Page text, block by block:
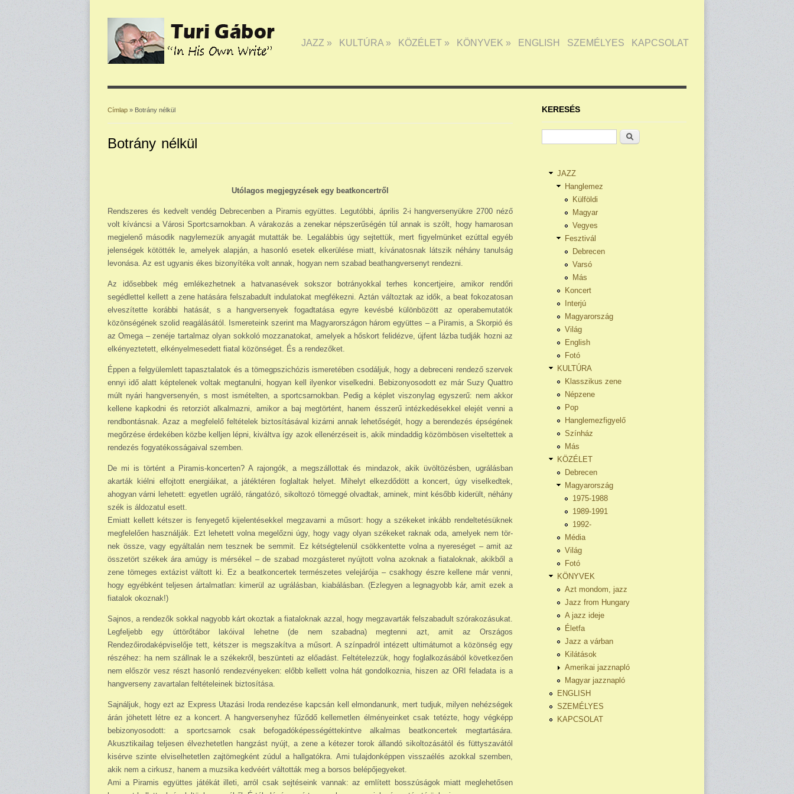
JAZZ » KULTÚRA » KÖZÉLET » KÖNYVEK » ENGLISH SZEMÉLYES KAPCSOLAT
Címlap » Botrány nélkül
Botrány nélkül
Utólagos megjegyzések egy beatkoncertről
Rendszeres és kedvelt vendég Debrecenben a Piramis együttes. Legutóbbi, április 2-i hangver­senyükre 2700 néző
volt kíváncsi a Városi Sportcsarnokban. A várakozás a zenekar népszerű­ségén túl annak is szólt, hogy hamarosan
megjelenő második nagylemezük anyagát mu­tatták be. Legalábbis úgy sejtettük, mert fi­gyelmünket ezúttal egyéb
jelenségek kötötték le, amelyek alapján, a hasonló esetek elkerülé­se miatt, kívánatosnak látszik néhány tanulság
levonása. Az est ugyanis ékes bizonyítéka volt annak, hogyan nem szabad beathangversenyt rendezni.
Az idősebbek még emlékezhetnek a hatvanasévek sokszor botrányokkal terhes koncertjeire, amikor rendőri
segédlettel kellett a zene hatá­sára felszabadult indulatokat megfékezni. Aztán változtak az idők, a beat fokozatosan
elveszí­tette korábbi hatását, s a hangversenyek fogad­tatása egyre kevésbé különbözött az operabe­mutatók
közönségének szolid reagálásától. Is­mereteink szerint ma Magyarországon három együttes – a Piramis, a Skorpió és
az Omega – zenéje tartal­maz olyan sokkoló mozzana­tokat, amelyek a hőskort felidézve, újfent lázba tudják hozni az
elkényeztetett, elkényelmesedett fiatal közönséget. És a rendezőket.
Éppen a felgyülemlett tapasztalatok és a tö­megpszichózis ismeretében csodáljuk, hogy a debreceni rendező szervek
ennyi idő alatt kép­telenek voltak megtanulni, hogyan kell ilyen­kor viselkedni. Bebizonyosodott ez már Suzy Quattro
múlt nyári hangversenyén, s most is­mételten, a sportcsarnokban. Pedig a képlet vi­szonylag egyszerű: nem akkor
kellene kapkodni és retorziót alkalmazni, amikor a baj megtörtént, hanem ésszerű intézkedésekkel elejét venni a
rendbon­tásnak. Azaz a megfelelő feltételek biztosításával kizárni annak lehetőségét, hogy a berendezés épségének
megőrzése érdekében közbe kelljen lépni, kiváltva így azok ellenér­zéseit is, akik mindaddig közömbösen viseltet­tek a
rendezés fogyatékosságaival szemben.
De mi is történt a Piramis-koncerten? A ra­jongók, a megszállottak és mindazok, akik üvöl­tözésben, ugrálásban
akarták kiélni elfojtott energiáikat, a játéktéren foglaltak helyet. Mi­helyt elkezdődött a koncert, úgy viselkedtek,
ahogyan várni lehetett: egyetlen ugráló, ránga­tózó, si­koltozó tömeggé olvadtak, aminek, mint később kiderült, néhány
szék is áldozatul esett.
Emiatt kellett kétszer is fenyegető kijelentések­kel megzavarni a műsort: hogy a székeket in­kább rendeltetésüknek
megfelelően használják. Ezt lehetett volna megelőzni úgy, hogy vagy olyan székeket raknak oda, amelyek nem tör­
nek össze, vagy egyáltalán nem tesznek be sem­mit. Ez kétségtelenül csökkentette volna a nye­reséget – amit az
összetört székek ára amúgy is mérsékel – de szabad mozgásteret nyújtott vol­na azoknak a fiataloknak, akikből a
zene tö­meges extázist váltott ki. Ez a beatkoncertek természetes velejárója – csakhogy észre kellene már venni,
hogy egyébként teljesen ártalmat­lan: kimerül az ugrálásban, kiabálásban. (Ezlegyen a legnagyobb kár, amit ezek a
fiatalok okoznak!)
Sajnos, a rendezők sokkal nagyobb kárt okoz­tak a fiataloknak azzal, hogy megzavarták fel­szabadult szórakozásukat.
Legfeljebb egy úttö­rőtábor lakóival lehetne (de nem szabadna) meg­tenni azt, amit az Országos
Rendezőirodaképviselője tett, kétszer is megszakítva a mű­sort. A színpadról intézett ultimátumot a kö­zönség egy
részéhez: ha nem szállnak le a szé­kekről, beszünteti az előadást. Feltételezzük, hogy foglalkozásából következően
nem először vesz részt hasonló rendezvényeken: előbb kel­lett volna hát gondolkoznia, hiszen az ORI fe­ladata is a
hangverseny zavartalan feltételeinek biztosítása.
Sajnáljuk, hogy ezt az Express Utazási Iroda rendezése kapcsán kell elmondanunk, mert tud­juk, milyen nehézségek
árán jöhetett létre ez a koncert. A hangversenyhez fűződő kel­le­metlen élmé­nyeinket csak tetézte, hogy végképp
bebizonyo­sodott: a sportcsarnok csak befo­ga­dóképességéttekintve alkalmas beatkoncertek megtartására.
Akusztikailag teljesen élvezhetet­len hangzást nyújt, a zene a kétezer torok állandó sikoltozá­sától és füttyszavától
kisérve szinte elviselhe­tetlen zajtömegként zúdul a hallgatókra. Ami tulajdonképpen visszaélés azokkal szemben,
akik nem a cirkusz, hanem a muzsika kedvé­ért váltották meg a borsos belépőjegyeket.
Ami a Piramis együttes játékát illeti, arról csak sejtéseink vannak: az említett bosszúságok miatt meglehetősen
KERESÉS
Keresés
JAZZ
Hanglemez
Külföldi
Magyar
Vegyes
Fesztivál
Debrecen
Varsó
Más
Koncert
Interjú
Magyarország
Világ
English
Fotó
KULTÚRA
Klasszikus zene
Népzene
Pop
Hanglemezfigyelő
Színház
Más
KÖZÉLET
Debrecen
Magyarország
1975-1988
1989-1991
1992-
Média
Világ
Fotó
KÖNYVEK
Azt mondom, jazz
Jazz from Hungary
A jazz ideje
Életfa
Jazz a várban
Kilátások
Amerikai jazznapló
Magyar jazznapló
ENGLISH
SZEMÉLYES
KAPCSOLAT